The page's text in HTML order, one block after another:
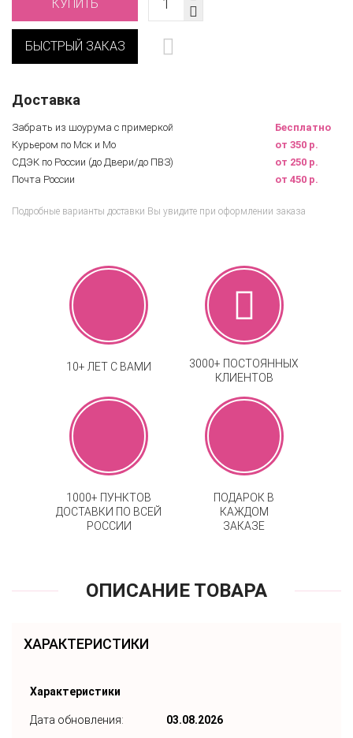
КУПИТЬ
БЫСТРЫЙ ЗАКАЗ
Доставка
Забрать из шоурума с примеркой
Бесплатно
Курьером по Мск и Мо
от 350 р.
СДЭК по России (до Двери/до ПВЗ)
от 250 р.
Почта России
от 450 р.
Подробные варианты доставки Вы увидите при оформлении заказа
10+ ЛЕТ С ВАМИ
3000+ ПОСТОЯННЫХ
КЛИЕНТОВ
1000+ ПУНКТОВ
ДОСТАВКИ ПО ВСЕЙ
РОССИИ
ПОДАРОК В
КАЖДОМ
ЗАКАЗЕ
ОПИСАНИЕ ТОВАРА
ХАРАКТЕРИСТИКИ
Характеристики
Дата обновления: 03.08.2026